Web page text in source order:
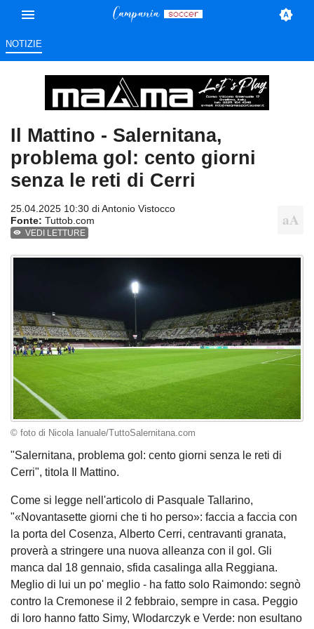
NOTIZIE
Il Mattino - Salernitana,
problema gol: cento giorni
senza le reti di Cerri
25.04.2025 10:30 diAntonio Vistocco
Fonte: Tuttob.com
VEDI LETTURE
© foto di Nicola Ianuale/TuttoSalernitana.com
"Salernitana, problema gol: cento giorni senza le reti di
Cerri", titola Il Mattino.
Come si legge nell'articolo di Pasquale Tallarino,
"«Novantasette giorni che ti ho perso»: faccia a faccia con
la porta del Cosenza, Alberto Cerri, centravanti granata,
proverà a stringere una nuova alleanza con il gol. Gli
manca dal 18 gennaio, sfida casalinga alla Reggiana.
Meglio di lui un po' meglio - ha fatto solo Raimondo: segnò
contro la Cremonese il 2 febbraio, sempre in casa. Peggio
di loro hanno fatto Simy, Wlodarczyk e Verde: non esultano